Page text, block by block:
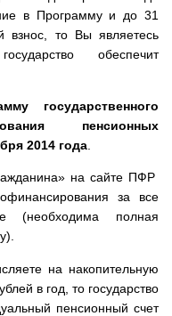
в Программу и до 31
взнос, то Вы являетесь
обеспечит
государственного
пенсионных
2014 года
на сайте ПФР
за все
(необходима полная
на накопительную
в год, то государство
пенсионный счет